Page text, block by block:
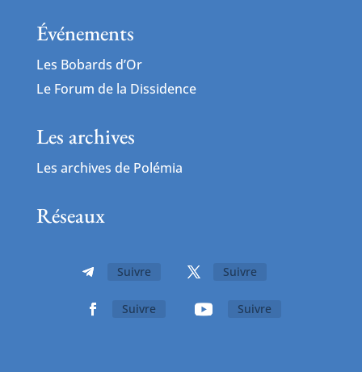
Événements
Les Bobards d’Or
Le Forum de la Dissidence
Les archives
Les archives de Polémia
Réseaux
Suivre Suivre
Suivre Suivre